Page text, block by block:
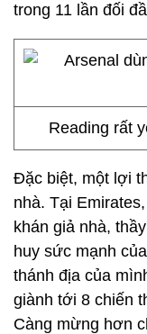
trong 11 lần đối
Reading rất
Đặc biệt, một lợi
nhà. Tại
khán giả nhà,
huy sức mạnh
thánh địa của
giành tới 8 chiến
Càng mừng hơn